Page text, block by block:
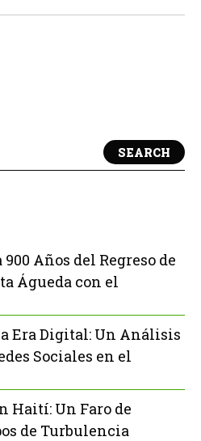
SEARCH
Años del Regreso de
Águeda con el
Era Digital: Un Análisis
Sociales en el
Haití: Un Faro de
de Turbulencia